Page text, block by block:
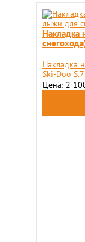
Накладка
Накладка
Ski-Doo
Цена: 2